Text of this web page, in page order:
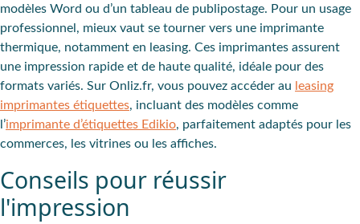
modèles Word ou d’un tableau de publipostage. Pour un usage
professionnel, mieux vaut se tourner vers une imprimante
thermique, notamment en leasing. Ces imprimantes assurent
une impression rapide et de haute qualité, idéale pour des
formats variés. Sur Onliz.fr, vous pouvez accéder au leasing
imprimantes étiquettes, incluant des modèles comme
l’imprimante d’étiquettes Edikio, parfaitement adaptés pour les
commerces, les vitrines ou les affiches.
Conseils pour réussir
l'impression